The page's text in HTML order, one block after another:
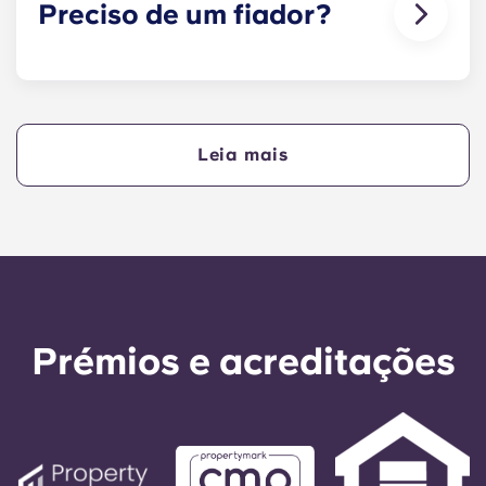
Preciso de um fiador?
que consegue efetuar os pagamentos a tempo.
Leia mais
Prémios e acreditações